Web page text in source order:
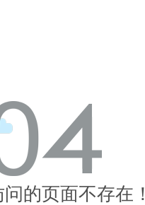
的页面不存在！